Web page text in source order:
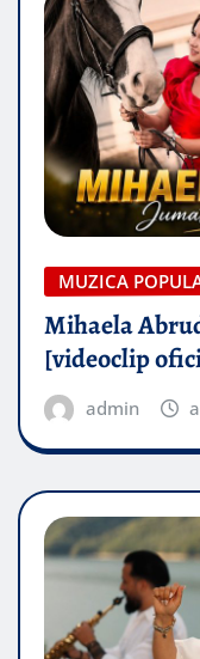
MUZICA
Mihaela
[videoclip
admin